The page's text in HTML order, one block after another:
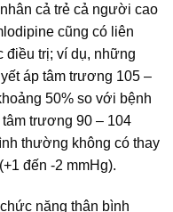
cả trẻ cả người cao
cũng có liên
điều trị; ví dụ, những
áp tâm trương 105 –
50% so với bệnh
trương 90 – 104
thường không có thay
đến -2 mmHg).
năng thận bình